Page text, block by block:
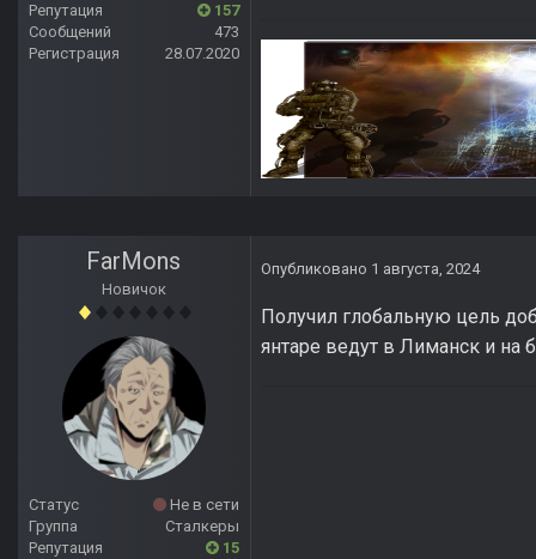
Репутация
157
Сообщений
473
Регистрация
28.07.2020
FarMons
Новичок
Статус
Не в сети
Группа
Сталкеры
Репутация
15
Опубликовано 1 августа, 2024
Получил глобальную цель
янтаре ведут в Лиманск и на